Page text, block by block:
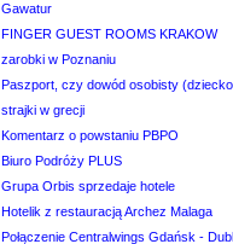
Gawatur
FINGER GUEST ROOMS KRAKOW
zarobki w Poznaniu
Paszport, czy dowód osobisty
strajki w grecji
Komentarz o powstaniu PBPO
Biuro Podróży PLUS
Grupa Orbis sprzedaje hotele
Hotelik z restauracją Archez Malaga
Połączenie Centralwings Gdańsk -